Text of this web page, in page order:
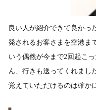
良い人が紹介できて良かっ
発されるお客さまを空港ま
いう偶然が今まで2回起こ
ん、行きも送ってくれまし
覚えていただけるのは確か